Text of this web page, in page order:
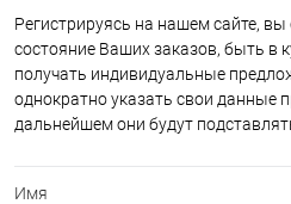
Регистрируясь на нашем сайте,
состояние Ваших заказов, быть в
получать индивидуальные
однократно указать свои данные
дальнейшем они будут
Имя